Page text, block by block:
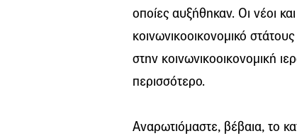
οποίες αυξήθηκαν. Οι νέοι
κοινωνικοοικονομικό
στην κοινωνικοοικονομική
περισσότερο.
Αναρωτιόμαστε, βέβαια, το